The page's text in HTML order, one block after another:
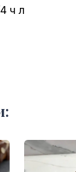
ч л